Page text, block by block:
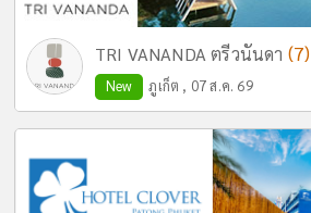
TRI VANANDA ตรีวนันดา (7)
New ภูเก็ต , 07 ส.ค. 69